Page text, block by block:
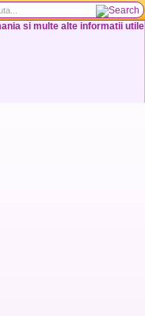
si multe alte informatii utile